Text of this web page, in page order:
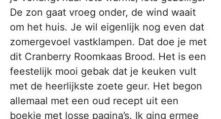
De zon gaat vroeg onder, de wind waait
om het huis. Je wil eigenlijk nog even dat
zomergevoel vastklampen. Dat doe je met
dit Cranberry Roomkaas Brood. Het is een
feestelijk mooi gebak dat je keuken vult
met de heerlijkste zoete geur. Het begon
allemaal met een oud recept uit een
boekje met losse pagina’s. Ik ging ermee